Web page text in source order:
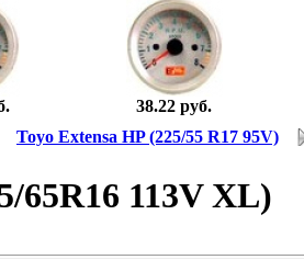
38.22 руб.
Toyo Extensa HP (225/55 R17 95V)
65R16 113V XL)